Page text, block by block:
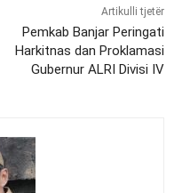
Artikulli tjetër
Pemkab Banjar Peringati
Harkitnas dan Proklamasi
Gubernur ALRI Divisi IV